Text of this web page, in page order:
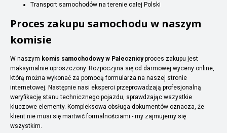
Transport samochodów na terenie całej Polski
Proces zakupu samochodu w naszym
komisie
W naszym komis samochodowy w Pałecznicyproces zakupu jest
maksymalnie uproszczony. Rozpoczyna się od darmowej wyceny online,
którą można wykonać za pomocą formularza na naszej stronie
internetowej. Następnie nasi eksperci przeprowadzają profesjonalną
weryfikację stanu technicznego pojazdu, sprawdzając wszystkie
kluczowe elementy. Kompleksowa obsługa dokumentów oznacza, że
klient nie musi się martwić formalnościami - my zajmujemy się
wszystkim.